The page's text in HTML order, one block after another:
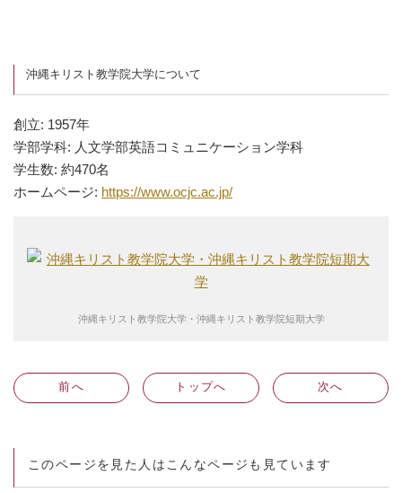
沖縄キリスト教学院大学について
創立: 1957年
学部学科: 人文学部英語コミュニケーション学科
学生数: 約470名
ホームページ: https://www.ocjc.ac.jp/
沖縄キリスト教学院大学・沖縄キリスト教学院短期大学
前へ トップへ 次へ
このページを見た人はこんなページも見ています